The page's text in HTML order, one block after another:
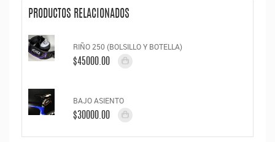
PRODUCTOS RELACIONADOS
RIÑO 250 (BOLSILLO Y BOTELLA)
$45000.00
BAJO ASIENTO
$30000.00